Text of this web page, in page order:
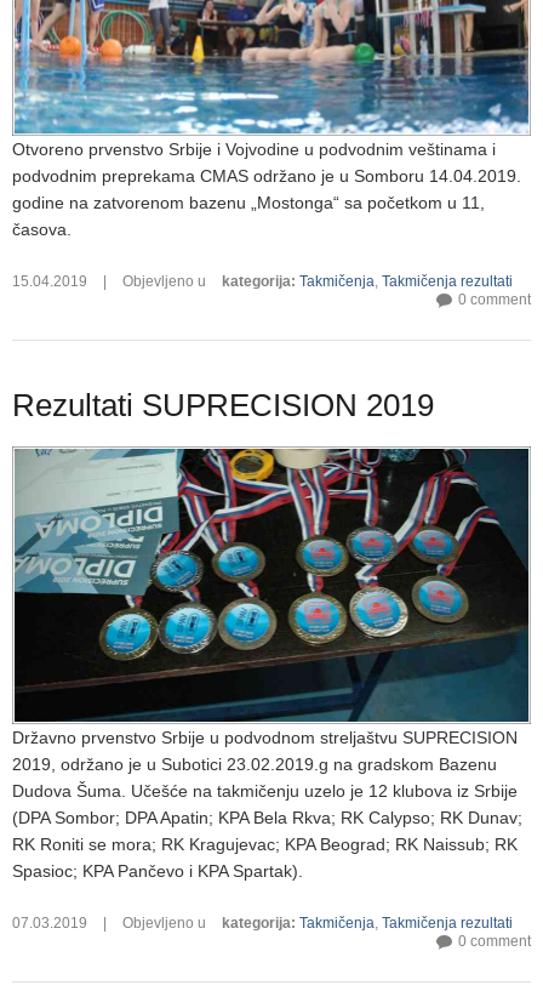
Otvoreno prvenstvo Srbije i Vojvodine u podvodnim veštinama i
podvodnim preprekama CMAS održano je u Somboru 14.04.2019.
godine na zatvorenom bazenu „Mostonga“ sa početkom u 11,
časova.
15.04.2019 Objevljeno u kategorija: Takmičenja, Takmičenja rezultati
0 comment
Rezultati SUPRECISION 2019
Državno prvenstvo Srbije u podvodnom streljaštvu SUPRECISION
2019, održano je u Subotici 23.02.2019.g na gradskom Bazenu
Dudova Šuma. Učešće na takmičenju uzelo je 12 klubova iz Srbije
(DPA Sombor; DPA Apatin; KPA Bela Rkva; RK Calypso; RK Dunav;
RK Roniti se mora; RK Kragujevac; KPA Beograd; RK Naissub; RK
Spasioc; KPA Pančevo i KPA Spartak).
07.03.2019 | Objevljeno u kategorija: Takmičenja Takmičenja rezultati
0 comment